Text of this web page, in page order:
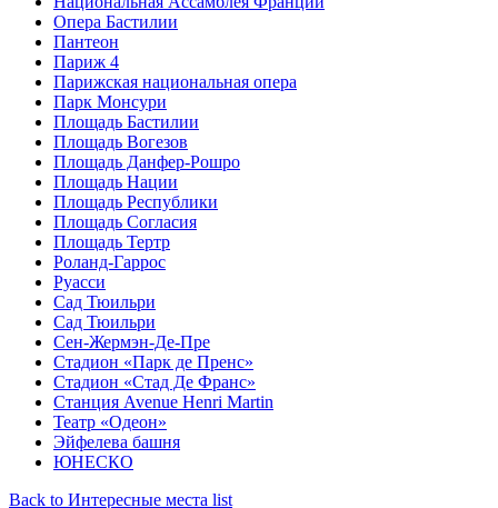
Опера Бастилии
Пантеон
Париж 4
Парижская национальная опера
Парк Монсури
Площадь Бастилии
Площадь Вогезов
Площадь Данфер-Рошро
Площадь Нации
Площадь Республики
Площадь Согласия
Площадь Тертр
Роланд-Гаррос
Руасси
Сад Тюильри
Сад Тюильри
Сен-Жермэн-Де-Пре
Стадион «Парк де Пренс»
Стадион «Стад Де Франс»
Станция Avenue Henri Martin
Театр «Одеон»
Эйфелева башня
ЮНЕСКО
Back to Интересные места list